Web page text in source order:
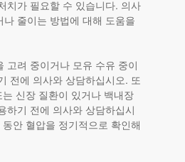
치가 필요할 수 있습니다. 의사
줄이는 방법에 대해 도움을
고려 중이거나 모유 수유 중이
전에 의사와 상담하십시오. 또
신장 질환이 있거나 백내장
하기 전에 의사와 상담하십시
안 혈압을 정기적으로 확인해